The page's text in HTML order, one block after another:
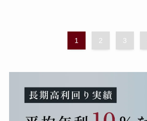
1 2 3